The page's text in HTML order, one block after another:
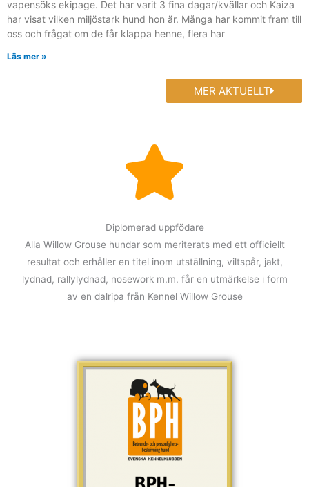
vapensöks ekipage. Det har varit 3 fina dagar/kvällar och Kaiza
har visat vilken miljöstark hund hon är. Många har kommit fram till
oss och frågat om de får klappa henne, flera har
Läs mer »
MER AKTUELLT
Diplomerad uppfödare
Alla Willow Grouse hundar som meriterats med ett officiellt
resultat och erhåller en titel inom utställning, viltspår, jakt,
lydnad, rallylydnad, nosework m.m. får en utmärkelse i form
av en dalripa från Kennel Willow Grouse